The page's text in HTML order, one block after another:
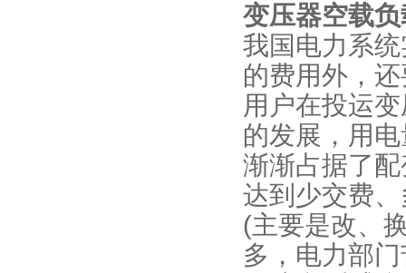
变压器空载
我国电力系
的费用外，
用户在投运
的发展，用
渐渐占据了
达到少交费
(主要是改、
多，电力部